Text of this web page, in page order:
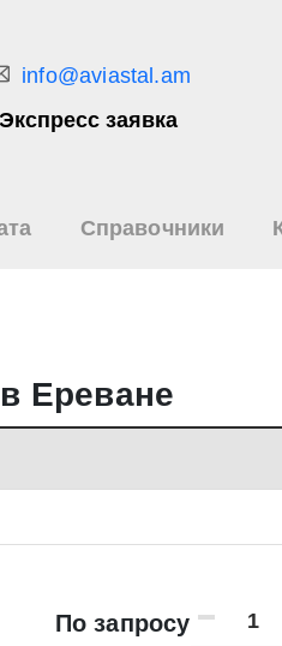
info@aviastal.am
Экспресс заявка
Справочники
Ереване
По запросу